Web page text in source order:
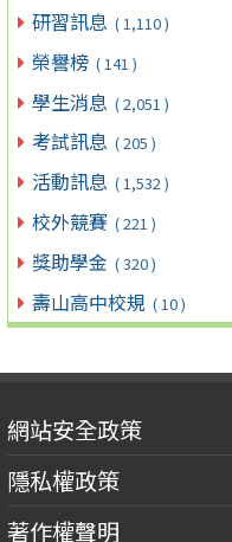
研習訊息 ( 1,110 )
榮譽榜 ( 141 )
學生消息 ( 2,051 )
考試訊息 ( 205 )
活動訊息 ( 1,532 )
校外競賽 ( 221 )
獎助學金 ( 320 )
壽山高中校規 ( 10 )
網站安全政策
隱私權政策
著作權聲明